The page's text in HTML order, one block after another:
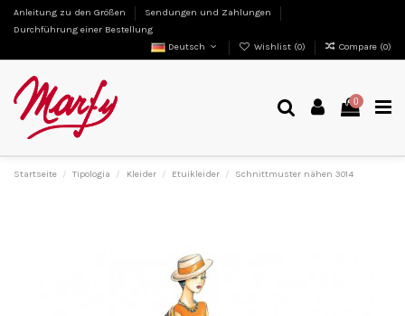
Anleitung zu den Größen
Sendungen und Zahlungen
Durchführung einer Bestellung
Deutsch
Wishlist (0) Compare (0)
0
Startseite Tipologia Kleider Etuikleider Schnittmuster nähen 3014